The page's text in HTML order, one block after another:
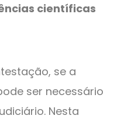
científicas
se a
ser necessário
Nesta